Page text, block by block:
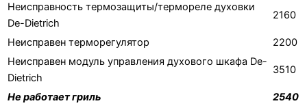
Неисправность термозащиты/термореле духовки
De-Dietrich
2160
Неисправен терморегулятор
2200
Неисправен модуль управления духового шкафа De-
Dietrich
3510
Не работает гриль
2540